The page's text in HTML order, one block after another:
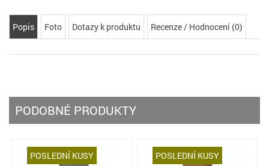
Popis Foto Dotazy k produktu Recenze / Hodnocení (0)
PODOBNÉ PRODUKTY
POSLEDNÍ KUSY POSLEDNÍ KUSY